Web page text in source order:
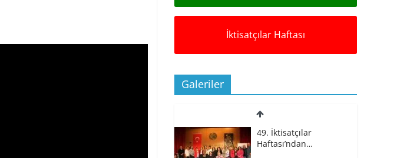
İktisatçılar Haftası
Galeriler
49. İktisatçılar
Haftası’ndan…